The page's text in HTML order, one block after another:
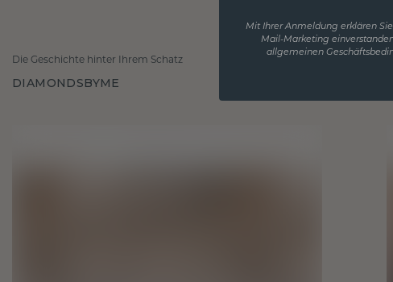
Die Geschichte hinter Ihrem Schatz
DIAMONDSBYME
Mit Ihrer Anmeldung erklären
Mail-Marketing
allgemeinen